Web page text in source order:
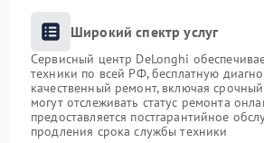
Широкий спектр услуг
Сервисный центр DeLonghi
техники по всей РФ, бесплатную
качественный ремонт, включая
могут отслеживать статус ремонта
предоставляется постгарантийное
продления срока службы техники